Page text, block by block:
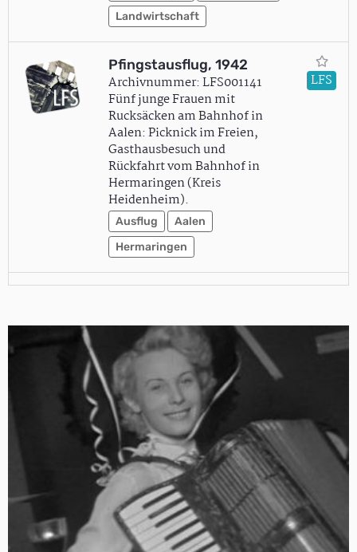
Landwirtschaft
Pfingstausflug, 1942
Archivnummer: LFS001141
Fünf junge Frauen mit
Rucksäcken am Bahnhof in
Aalen: Picknick im Freien,
Gasthausbesuch und
Rückfahrt vom Bahnhof in
Hermaringen (Kreis
Heidenheim).
Ausflug
Aalen
Hermaringen
LFS